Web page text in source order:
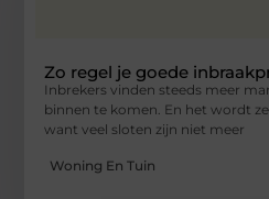
Zo regel je goede
Inbrekers vinden steeds meer
binnen te komen. En het wordt
want veel sloten zijn niet meer
Woning En Tuin